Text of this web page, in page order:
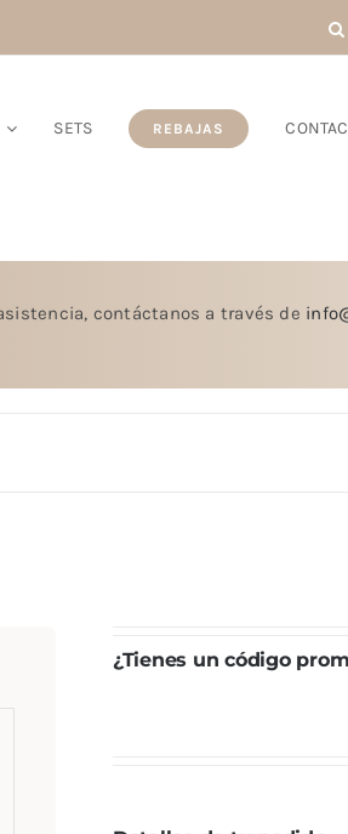
SETS REBAJAS
contáctanos a través de
¿Tienes un código